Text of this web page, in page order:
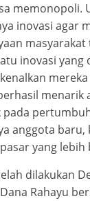
memonopoli.
inovasi agar
inovasi yang
mereka
menarik
pada
anggota baru,
yang lebih
dilakukan
Rahayu